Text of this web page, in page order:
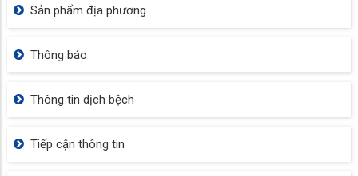
Sản phẩm địa phương
Thông báo
Thông tin dịch bệch
Tiếp cận thông tin